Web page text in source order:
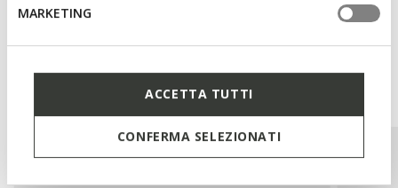
MARKETING
ACCETTA TUTTI
CONFERMA SELEZIONATI
Das könnte Ihnen auch